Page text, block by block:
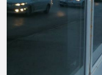
VIŠENAMENSKI
LOKAL